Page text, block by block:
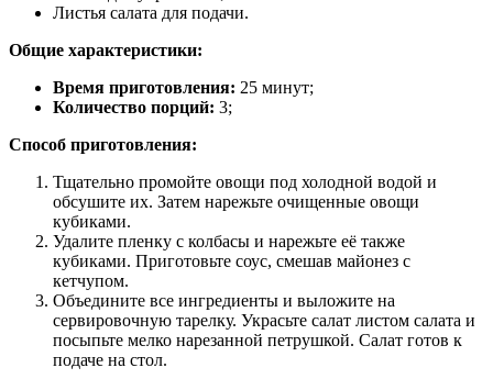
Листья салата для подачи.
Общие характеристики:
Время приготовления: 25 минут;
Количество порций: 3;
Способ приготовления:
Тщательно промойте овощи под холодной водой и
обсушите их. Затем нарежьте очищенные овощи
кубиками.
Удалите пленку с колбасы и нарежьте её также
кубиками. Приготовьте соус, смешав майонез с
кетчупом.
Объедините все ингредиенты и выложите на
сервировочную тарелку. Украсьте салат листом салата и
посыпьте мелко нарезанной петрушкой. Салат готов к
подаче на стол.